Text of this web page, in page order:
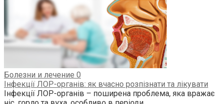
Болезни и лечение 0
Інфекції ЛОР-органів: як вчасно розпізнати та лікувати
Інфекції ЛОР-органів – поширена проблема, яка вражає